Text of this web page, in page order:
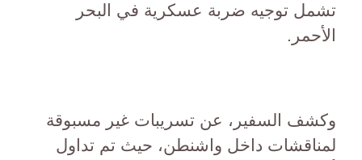
تشمل توجيه ضربة عسكرية في البحر
الأحمر.
وكشف السفير، عن تسريبات غير مسبوقة
لمناقشات داخل واشنطن، حيث تم تداول